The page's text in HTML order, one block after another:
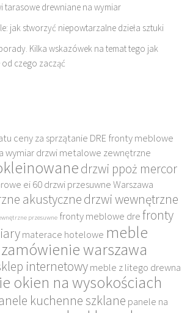
tarasowe drewniane na wymiar
jak stworzyć niepowtarzalne dzieła sztuki
Kilka wskazówek na temat tego jak
od czego zacząć
ceny za sprzątanie DRE fronty meblowe
wymiardrzwi metalowe zewnętrzne
drzwi ppoż mercor
ei 60drzwi przesuwne Warszawa
akustycznedrzwi wewnętrzne
przesuwne fronty meblowe drefronty
materace hotelowe meble
warszawa
internetowymeble z litego drewna
okien na wysokościach
kuchenne szklane panele na